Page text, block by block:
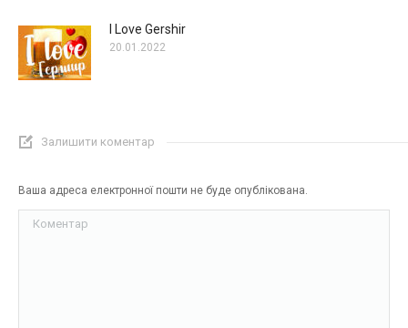
I Love Gershir
20.01.2022
Залишити коментар
Ваша адреса електронної пошти не буде опублікована.
Коментар